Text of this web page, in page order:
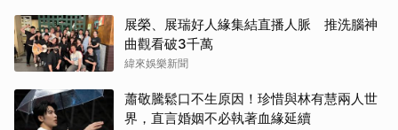
展榮、展瑞好人緣集結直播人脈 推洗腦神
曲觀看破3千萬
緯來娛樂新聞
蕭敬騰鬆口不生原因！珍惜與林有慧兩人世
界，直言婚姻不必執著血緣延續